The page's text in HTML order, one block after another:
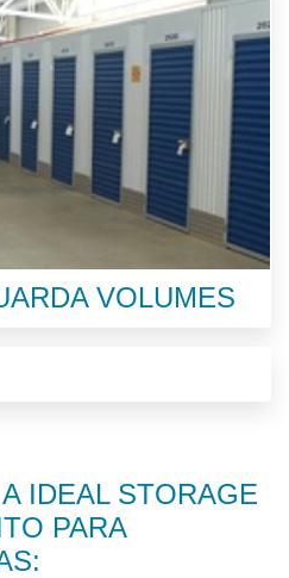
VOLUMES
IDEAL STORAGE
PARA